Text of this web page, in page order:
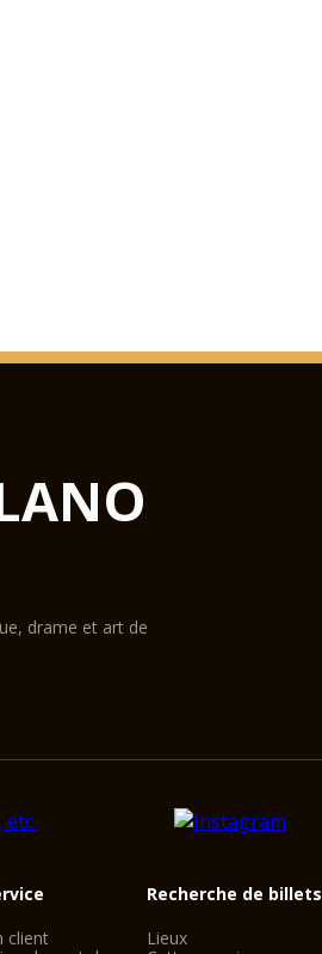
drame et art de
client
Recherche de billets
Lieux